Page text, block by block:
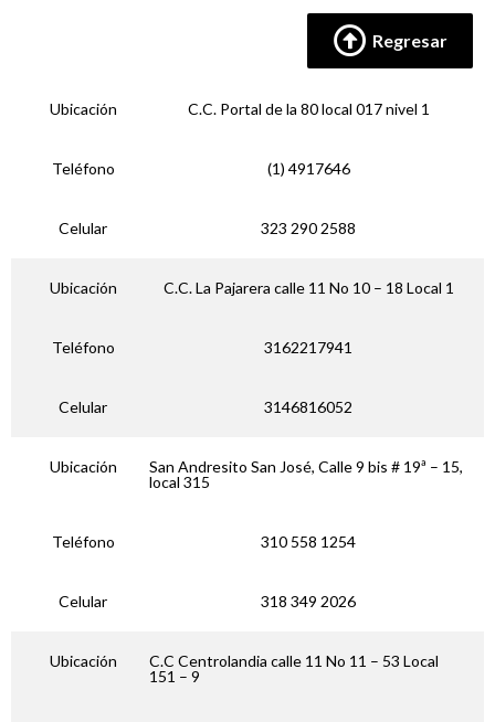
Regresar
Ubicación C.C. Portal de la 80 local 017 nivel 1
Teléfono (1) 4917646
Celular 323 290 2588
Ubicación C.C. La Pajarera calle 11 No 10 – 18 Local 1
Teléfono 3162217941
Celular 3146816052
Ubicación
San Andresito San José, Calle 9 bis # 19ª – 15,
local 315
Teléfono 310 558 1254
Celular 318 349 2026
Ubicación
C.C Centrolandia calle 11 No 11 – 53 Local
151 – 9